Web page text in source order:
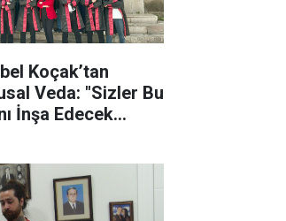
Koçak’tan
Veda: "Sizler Bu
İnşa Edecek